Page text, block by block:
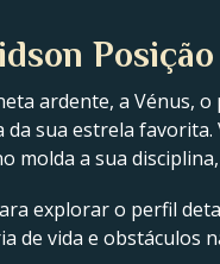
ardente, a Vénus,
da sua estrela favorita.
molda a sua
explorar o perfil
de vida e obstáculos